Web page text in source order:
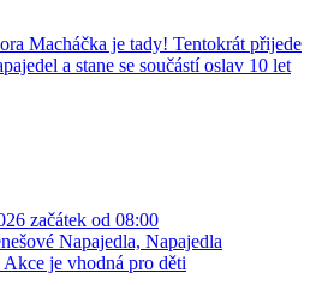
Macháčka je tady! Tentokrát přijede
a stane se součástí oslav 10 let
začátek od 08:00
Napajedla, Napajedla
Akce je vhodná pro děti